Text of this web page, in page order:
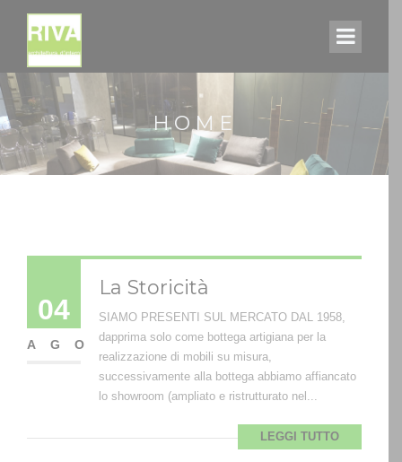
HOME
04
AGO
La Storicità
SIAMO PRESENTI SUL MERCATO DAL 1958,
dapprima solo come bottega artigiana per la
realizzazione di mobili su misura,
successivamente alla bottega abbiamo affiancato
lo showroom (ampliato e ristrutturato nel...
LEGGI TUTTO